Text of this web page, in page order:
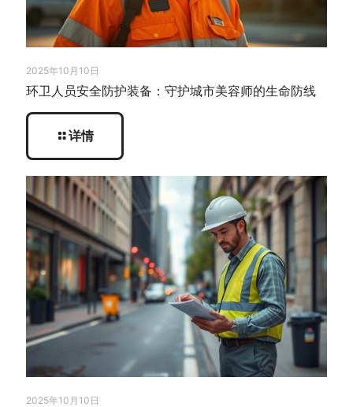
2025年10月10日
环卫人员安全防护装备：守护城市美容师的生命防线
详情
2025年10月10日